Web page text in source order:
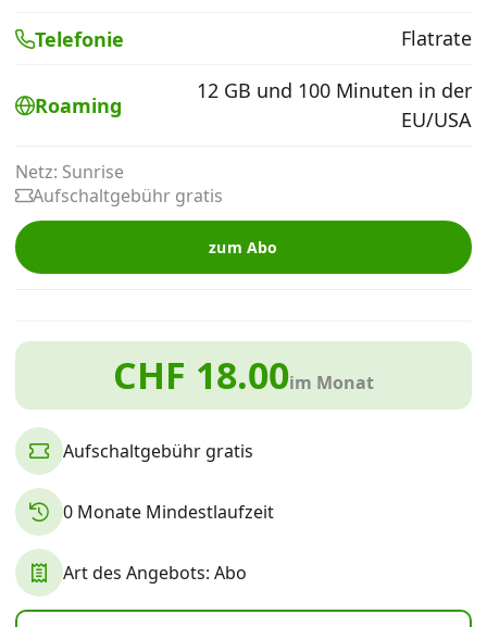
Handy-Abo kündigen oder
Internet, TV, Telefon
Aktionen
News
Forum
Über uns
Telefonie Flatrate
Roaming
12 GB und 100 Minuten in der
EU/USA
Netz: Sunrise
Aufschaltgebühr gratis
zum Abo
CHF 18.00im Monat
Aufschaltgebühr gratis
0 Monate Mindestlaufzeit
Art des Angebots: Abo